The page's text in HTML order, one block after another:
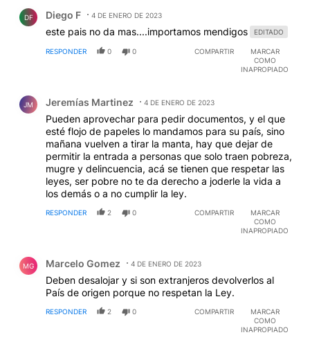
DF Diego F 4 DE ENERO DE 2023
este pais no da mas....importamos mendigos EDITADO
RESPONDER 0 0 COMPARTIR
MARCAR
COMO
INAPROPIADO
JM Jeremías Martinez 4 DE ENERO DE 2023
Pueden aprovechar para pedir documentos, y el que
esté flojo de papeles lo mandamos para su país, sino
mañana vuelven a tirar la manta, hay que dejar de
permitir la entrada a personas que solo traen pobreza,
mugre y delincuencia, acá se tienen que respetar las
leyes, ser pobre no te da derecho a joderle la vida a
los demás o a no cumplir la ley.
RESPONDER 2 0 COMPARTIR
MARCAR
COMO
INAPROPIADO
MG Marcelo Gomez 4 DE ENERO DE 2023
Deben desalojar y si son extranjeros devolverlos al
País de origen porque no respetan la Ley.
RESPONDER 2 0 COMPARTIR
MARCAR
COMO
INAPROPIADO